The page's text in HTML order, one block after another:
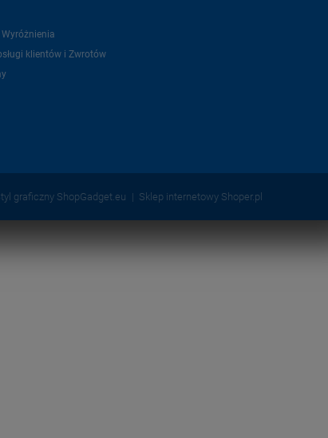
klientów i Zwrotów
graficzny ShopGadget.eu Sklep internetowy Shoper.pl